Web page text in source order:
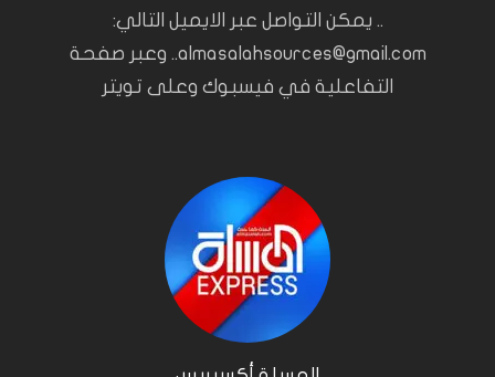
.. يمكن التواصل عبر الايميل التالي:
almasalahsources@gmail.com.. وعبر صفحة
التفاعلية في فيسبوك وعلى تويتر